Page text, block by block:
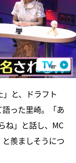
と、ドラフト
った里崎。「あ
ね」と話し、MC
羨ましそうにつ